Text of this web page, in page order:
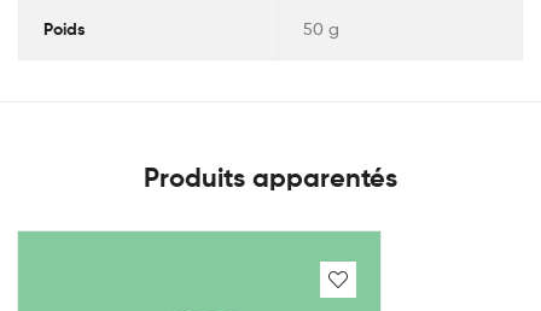
Poids 50 g
Produits apparentés